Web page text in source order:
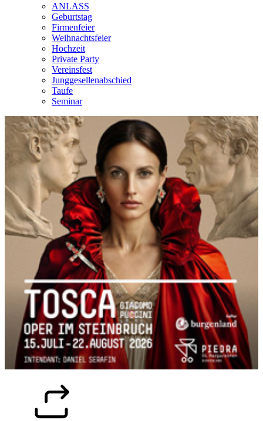
ANLASS
Geburtstag
Firmenfeier
Weihnachtsfeier
Hochzeit
Private Party
Vereinsfest
Junggesellenabschied
Taufe
Seminar